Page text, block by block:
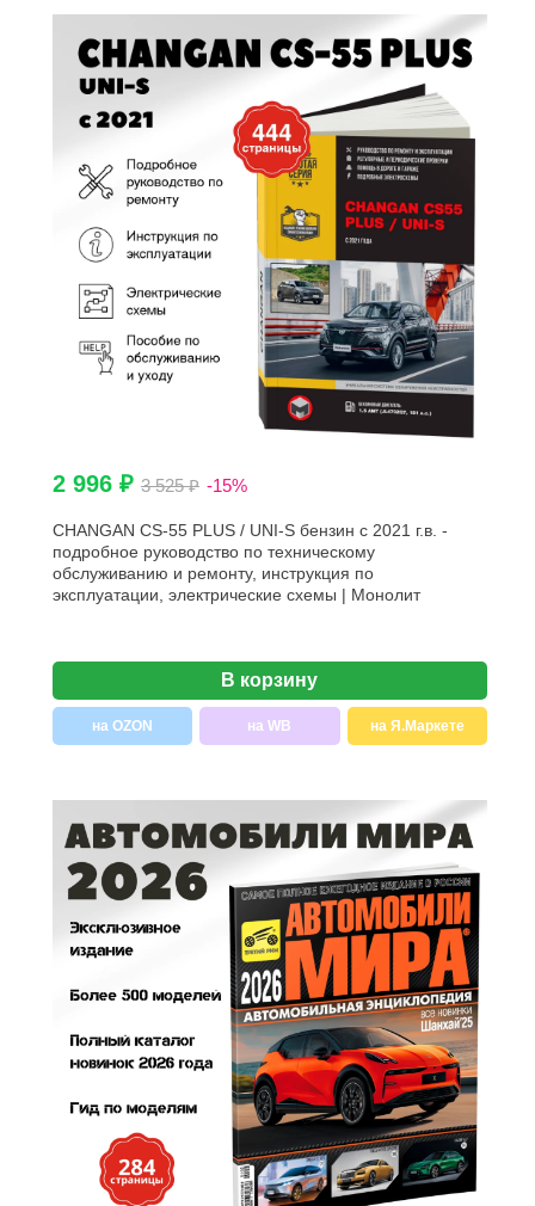
2 996 ₽ 3 525 ₽ -15%
CHANGAN CS-55 PLUS / UNI-S бензин с 2021 г.в. -
подробное руководство по техническому
обслуживанию и ремонту, инструкция по
эксплуатации, электрические схемы | Монолит
В корзину
на OZON на WB на Я.Маркете